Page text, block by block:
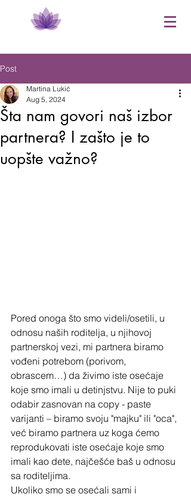
Post
Šta nam govori naš izbor
partnera? I zašto je to
uopšte važno?
Martina Lukić
Aug 5, 2024
Pored onoga što smo videli/osetili, u
odnosu naših roditelja, u njihovoj
partnerskoj vezi, mi partnera biramo
vođeni potrebom (porivom,
obrascem…) da živimo iste osećaje
koje smo imali u detinjstvu. Nije to puki
odabir zasnovan na copy - paste
varijanti – biramo svoju "majku" ili "oca",
već biramo partnera uz koga ćemo
reprodukovati iste osećaje koje smo
imali kao dete, najčešće baš u odnosu
sa roditeljima.
Ukoliko smo se osećali sami i